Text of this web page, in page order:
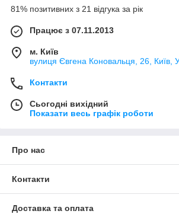
81% позитивних з 21 відгука за рік
Працює з 07.11.2013
м. Київ
вулиця Євгена Коновальця, 26, Київ,
Контакти
Сьогодні вихідний
Показати весь графік роботи
Про нас
Контакти
Доставка та оплата